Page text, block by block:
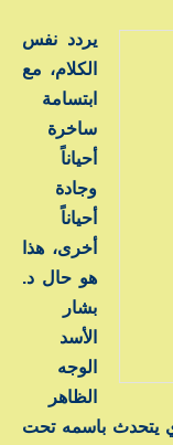
يردد نفس
الكلام، مع
ابتسامة
ساخرة
أحياناً
وجادة
أحياناً
أخرى، هذا
هو حال د.
بشار
الأسد
الوجه
الظاهر
يتحدث باسمه تحت